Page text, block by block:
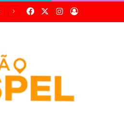
FacebookInstagram
Entrar